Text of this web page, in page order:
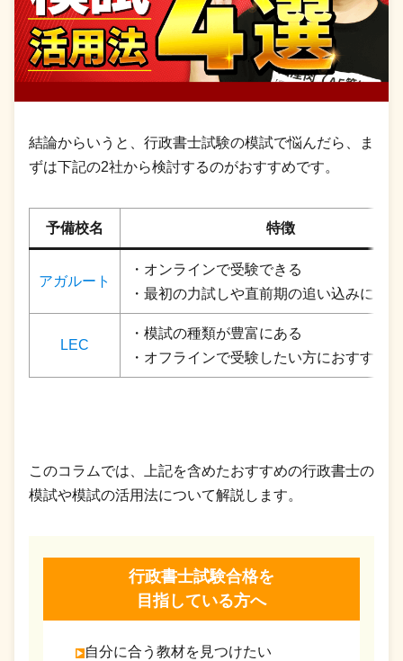
結論からいうと、行政書士試験の模試で悩んだら、ま
ずは下記の2社から検討するのがおすすめです。
予備校名 特徴
アガルート
・オンラインで受験できる
・最初の力試しや直前期の追い込みにお
LEC
・模試の種類が豊富にある
・オフラインで受験したい方におすすめ
このコラムでは、上記を含めたおすすめの行政書士の
模試や模試の活用法について解説します。
行政書士試験合格を
目指している方へ
自分に合う教材を見つけたい